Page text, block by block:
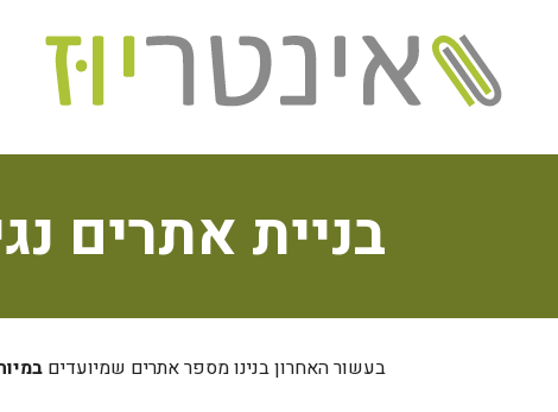
בניית אתרים
בעשור האחרון בנינו מספר אתרים שמיועדים